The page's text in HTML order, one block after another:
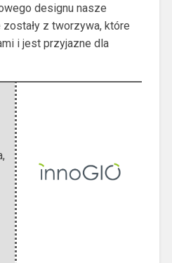
designu nasze
z tworzywa, które
i jest przyjazne dla
,